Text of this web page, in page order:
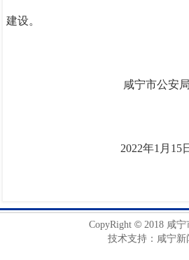
建设。
咸宁市公安局
2022年1月15
CopyRight ©2018 咸宁
技术支持：咸宁新